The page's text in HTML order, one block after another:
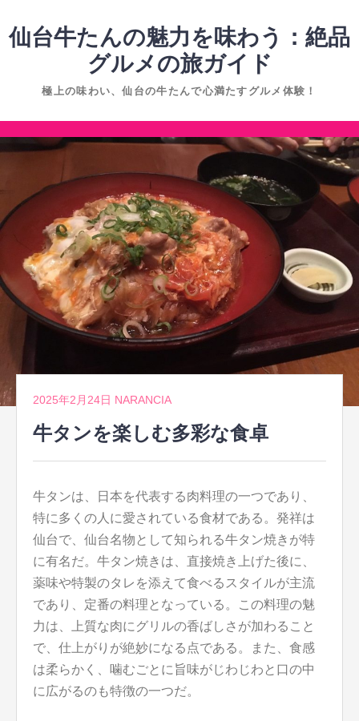
ン
へ
ス
仙台牛たんの魅力を味わう：絶品
グルメの旅ガイド
極上の味わい、仙台の牛たんで心満たすグルメ体験！
コ
ン
キ
2025年2月24日 NARANCIA
牛タンを楽しむ多彩な食卓
牛タンは、日本を代表する肉料理の一つであり、
特に多くの人に愛されている食材である。 発祥は
仙台で、仙台名物として知られる牛タン焼きが特
に有名だ。牛タン焼きは、直接焼き上げた後に、
薬味や特製のタレを添えて食べるスタイルが主流
であり、定番の料理となっている。この料理の魅
力は、上質な肉にグリルの香ばしさが加わること
で、仕上がりが絶妙になる点である。また、食感
は柔らかく、噛むごとに旨味がじわじわと口の中
に広がるのも特徴の一つだ。